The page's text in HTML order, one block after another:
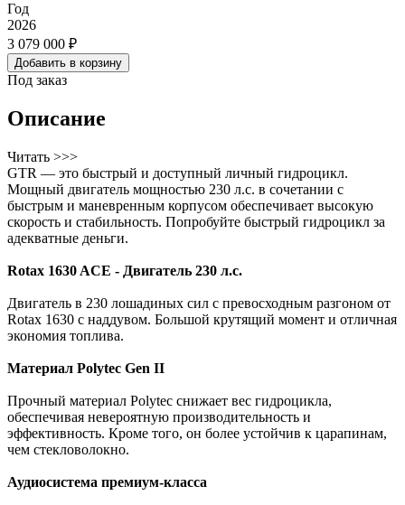
Год
2026
3 079 000 ₽
Добавить в корзину
Под заказ
Описание
Читать >>>
GTR — это быстрый и доступный личный гидроцикл.
Мощный двигатель мощностью 230 л.с. в сочетании с
быстрым и маневренным корпусом обеспечивает высокую
скорость и стабильность. Попробуйте быстрый гидроцикл за
адекватные деньги.
Rotax 1630 ACE - Двигатель 230 л.с.
Двигатель в 230 лошадиных сил с превосходным разгоном от
Rotax 1630 с наддувом. Большой крутящий момент и отличная
экономия топлива.
Материал Polytec Gen II
Прочный материал Polytec снижает вес гидроцикла,
обеспечивая невероятную производительность и
эффективность. Кроме того, он более устойчив к царапинам,
чем стекловолокно.
Аудиосистема премиум-класса